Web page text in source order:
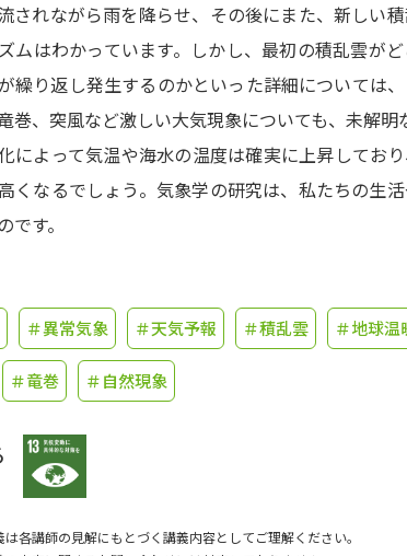
されながら雨を降らせ、その後にまた、新しい
ムはわかっています。しかし、最初の積乱雲が
繰り返し発生するのかといった詳細については
巻、突風など激しい大気現象についても、未解明
によって気温や海水の温度は確実に上昇してお
くなるでしょう。気象学の研究は、私たちの生
です。
＃異常気象 ＃天気予報 ＃積乱雲 ＃地球温
＃竜巻 ＃自然現象
各講師の見解にもとづく講義内容としてご理解ください。